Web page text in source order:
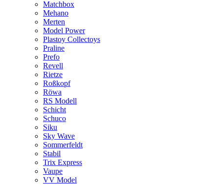
Matchbox
Mehano
Merten
Model Power
Plastoy Collectoys
Praline
Prefo
Revell
Rietze
Roßkopf
Röwa
RS Modell
Schicht
Schuco
Siku
Sky Wave
Sommerfeldt
Stabil
Trix Express
Vaupe
VV Model